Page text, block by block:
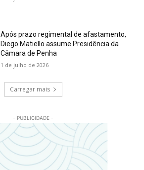
Após prazo regimental de afastamento,
Diego Matiello assume Presidência da
Câmara de Penha
1 de julho de 2026
Carregar mais
- PUBLICIDADE -